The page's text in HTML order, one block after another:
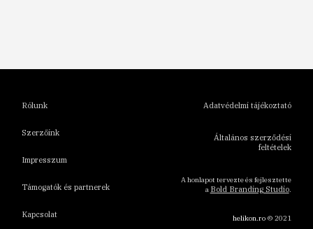
Rólunk
Szerzőink
Impresszum
Támogatók és partnerek
Kapcsolat
Adatvédelmi tájékoztató
Általános szerződési
feltételek
A honlapot tervezte és fejlesztette
a Bold Branding Studio.
helikon.ro© 2021